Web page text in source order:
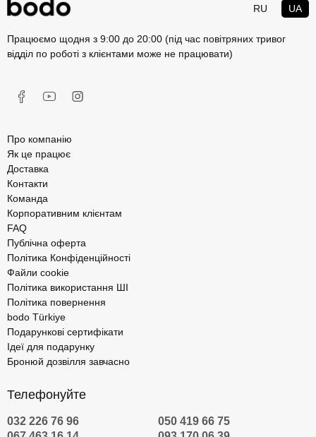
RU UA
Працюємо щодня з 9:00 до 20:00 (під час повітряних тривог
відділ по роботі з клієнтами може не працювати)
Про компанію
Як це працює
Доставка
Контакти
Команда
Корпоративним клієнтам
FAQ
Публічна оферта
Політика Конфіденційності
Файли cookie
Політика використання ШІ
Політика повернення
bodo Türkiye
Подарункові сертифікати
Ідеї для подарунку
Бронюй дозвілля завчасно
Телефонуйте
032 226 76 96
050 419 66 75